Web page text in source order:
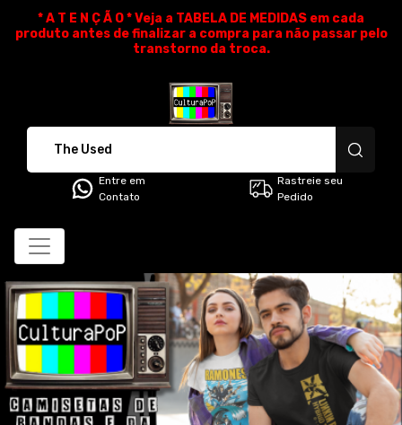
* A T E N Ç Ã O * Veja a TABELA DE MEDIDAS em cada
produto antes de finalizar a compra para não passar pelo
transtorno da troca.
Entre em
Contato
Rastreie seu
Pedido